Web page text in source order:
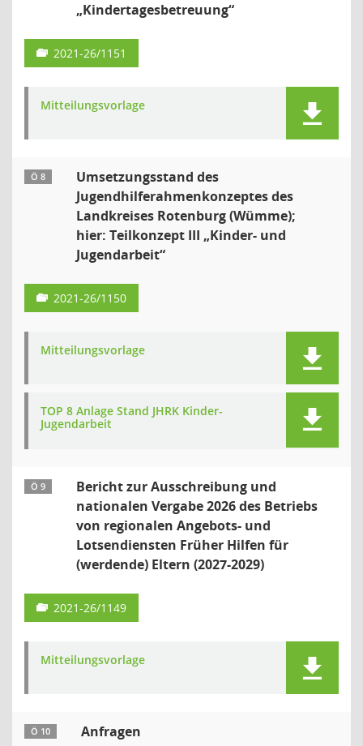
„Kindertagesbetreuung“
2021-26/1151
Mitteilungsvorlage
Ö 8
Umsetzungsstand des
Jugendhilferahmenkonzeptes des
Landkreises Rotenburg (Wümme);
hier: Teilkonzept III „Kinder- und
Jugendarbeit“
2021-26/1150
Mitteilungsvorlage
TOP 8 Anlage Stand JHRK Kinder-
Jugendarbeit
Ö 9
Bericht zur Ausschreibung und
nationalen Vergabe 2026 des Betriebs
von regionalen Angebots- und
Lotsendiensten Früher Hilfen für
(werdende) Eltern (2027-2029)
2021-26/1149
Mitteilungsvorlage
Ö 10 Anfragen